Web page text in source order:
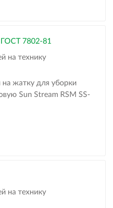
7802-81
на технику
на жатку для уборки
Sun Stream RSM SS-
на технику